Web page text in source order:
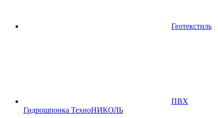
Геотекстиль
ПВХ
Гидрошпонка ТехноНИКОЛЬ